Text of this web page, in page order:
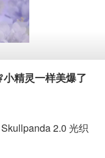
精灵一样美爆了
2.0 光织